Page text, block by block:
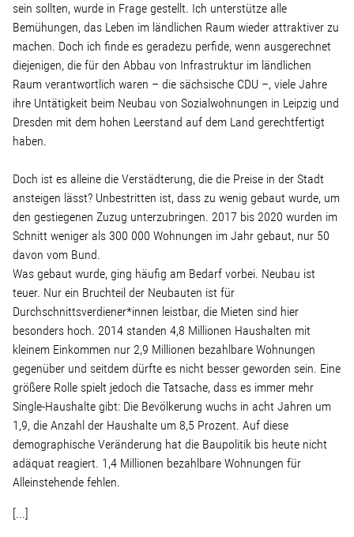
sein sollten, wurde in Frage gestellt. Ich unterstütze alle
Bemühungen, das Leben im ländlichen Raum wieder attraktiver zu
machen. Doch ich finde es geradezu perfide, wenn ausgerechnet
diejenigen, die für den Abbau von Infrastruktur im ländlichen
Raum verantwortlich waren – die sächsische CDU –, viele Jahre
ihre Untätigkeit beim Neubau von Sozialwohnungen in Leipzig und
Dresden mit dem hohen Leerstand auf dem Land gerechtfertigt
haben.
Doch ist es alleine die Verstädterung, die die Preise in der Stadt
ansteigen lässt? Unbestritten ist, dass zu wenig gebaut wurde, um
den gestiegenen Zuzug unterzubringen. 2017 bis 2020 wurden im
Schnitt weniger als 300 000 Wohnungen im Jahr gebaut, nur 50
davon vom Bund.
Was gebaut wurde, ging häufig am Bedarf vorbei. Neubau ist
teuer. Nur ein Bruchteil der Neubauten ist für
Durchschnittsverdiener*innen leistbar, die Mieten sind hier
besonders hoch. 2014 standen 4,8 Millionen Haushalten mit
kleinem Einkommen nur 2,9 Millionen bezahlbare Wohnungen
gegenüber und seitdem dürfte es nicht besser geworden sein. Eine
größere Rolle spielt jedoch die Tatsache, dass es immer mehr
Single-Haushalte gibt: Die Bevölkerung wuchs in acht Jahren um
1,9, die Anzahl der Haushalte um 8,5 Prozent. Auf diese
demographische Veränderung hat die Baupolitik bis heute nicht
adäquat reagiert. 1,4 Millionen bezahlbare Wohnungen für
Alleinstehende fehlen.
[...]